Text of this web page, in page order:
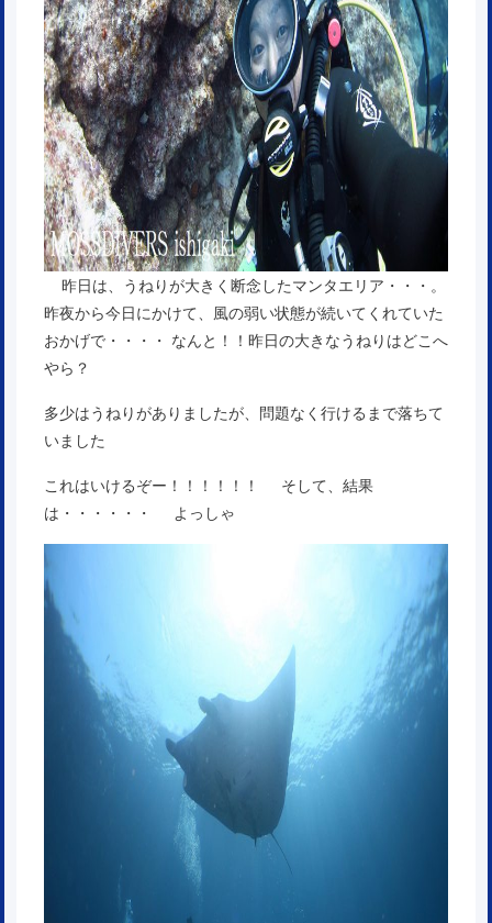
昨日は、うねりが大きく断念したマンタエリア・・・。
昨夜から今日にかけて、風の弱い状態が続いてくれていた
おかげで・・・・ なんと！！昨日の大きなうねりはどこへ
やら？
多少はうねりがありましたが、問題なく行けるまで落ちて
いました
これはいけるぞー！！！！！！ そして、結果
は・・・・・・ よっしゃ